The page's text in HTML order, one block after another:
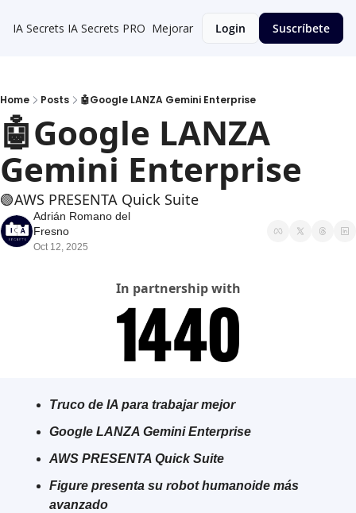
IA Secrets IA Secrets PRO Mejorar Login Suscríbete
Home Posts 🤖Google LANZA Gemini Enterprise
🤖Google LANZA
Gemini Enterprise
🟢AWS PRESENTA Quick Suite
Adrián Romano del
Fresno
Oct 12, 2025
In partnership with
Truco de IA para trabajar mejor
Google LANZA Gemini Enterprise
AWS PRESENTA Quick Suite
Figure presenta su robot humanoide más
avanzado